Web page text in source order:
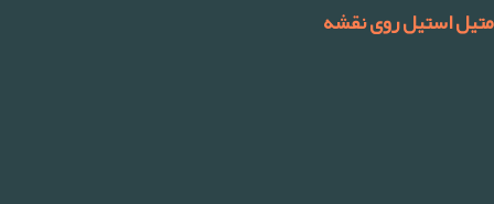
متیل استیل روی نقشه